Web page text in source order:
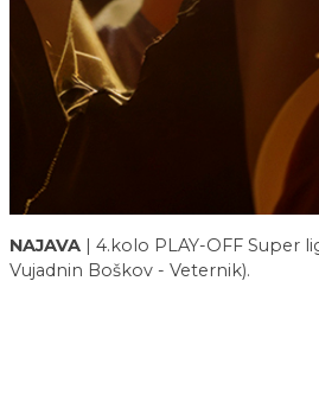
NAJAVA | 4.kolo PLAY-OFF Super
Vujadnin Boškov - Veternik).